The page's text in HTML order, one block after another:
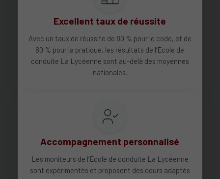
Excellent taux de réussite
Avec un taux de réussite de 80 % pour le code, et de
60 % pour la pratique, les résultats de l’École de
conduite La Lycéenne sont au-delà des moyennes
nationales.
Accompagnement personnalisé
Les moniteurs de l’École de conduite La Lycéenne
sont expérimentés et proposent des cours adaptés